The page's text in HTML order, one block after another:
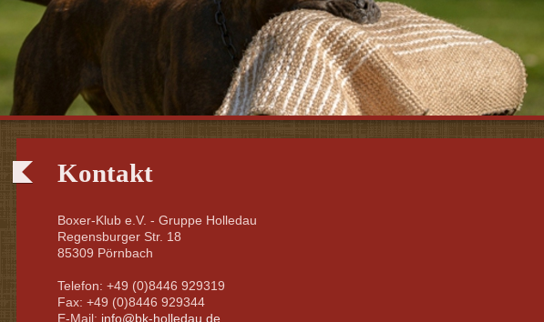
Kontakt
Boxer-Klub e.V. - Gruppe Holledau
Regensburger Str. 18
85309 Pörnbach
Telefon: +49 (0)8446 929319
Fax: +49 (0)8446 929344
E-Mail: info@bk-holledau.de